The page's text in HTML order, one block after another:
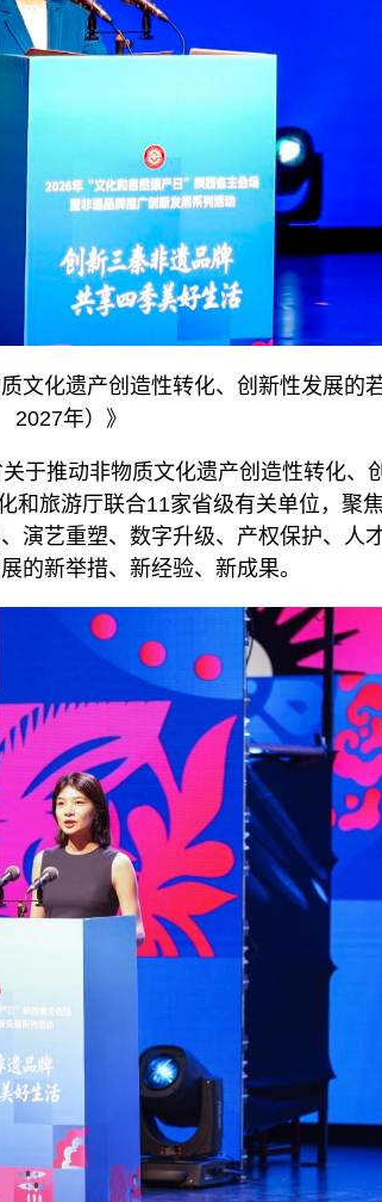
文化遗产创造性转化、创新性发展的
2027年）》
于推动非物质文化遗产创造性转化、
和旅游厅联合11家省级有关单位，聚
演艺重塑、数字升级、产权保护、人
的新举措、新经验、新成果。